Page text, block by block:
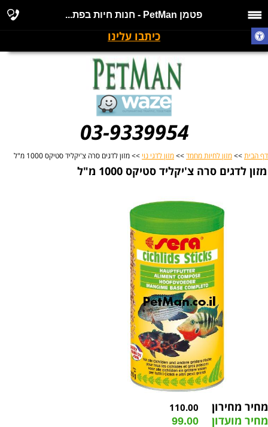
פטמן PetMan - חנות חיות בפת...
כיתבו עלינו
03-9339954
דף הבית >> מזון לחיות מחמד >> מזון לדגי נוי >> מזון לדגים סרה צ'יקליד סטיקס 1000 מ"ל
מזון לדגים סרה צ'יקליד סטיקס 1000 מ"ל
מחיר מחירון 110.00
מחיר מועדון 99.00